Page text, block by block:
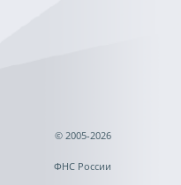
© 2005-2026
ФНС России